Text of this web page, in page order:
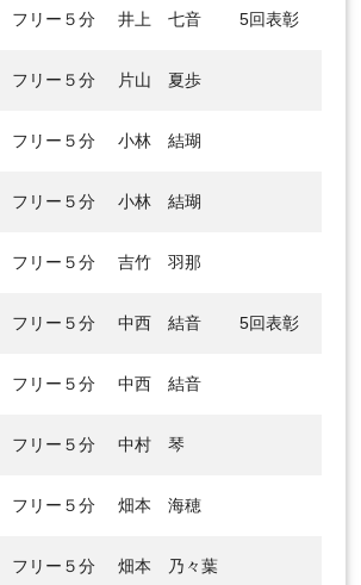
フリー５分 井上 七音 5回表彰
フリー５分 片山 夏歩
フリー５分 小林 結瑚
フリー５分 小林 結瑚
フリー５分 吉竹 羽那
フリー５分 中西 結音 5回表彰
フリー５分 中西 結音
フリー５分 中村 琴
フリー５分 畑本 海穂
フリー５分 畑本 乃々葉